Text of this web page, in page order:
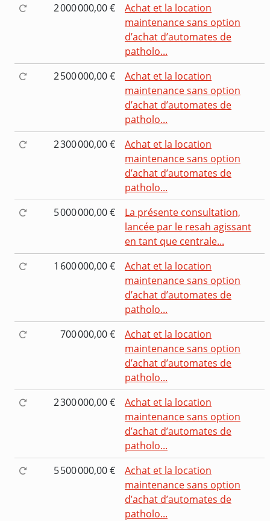
2 000 000,00 €
Achat et la location
maintenance sans option
d’achat d’automates de
patholo...
2 500 000,00 €
Achat et la location
maintenance sans option
d’achat d’automates de
patholo...
2 300 000,00 €
Achat et la location
maintenance sans option
d’achat d’automates de
patholo...
5 000 000,00 €
La présente consultation,
lancée par le resah agissant
en tant que centrale...
1 600 000,00 €
Achat et la location
maintenance sans option
d’achat d’automates de
patholo...
700 000,00 €
Achat et la location
maintenance sans option
d’achat d’automates de
patholo...
2 300 000,00 €
Achat et la location
maintenance sans option
d’achat d’automates de
patholo...
5 500 000,00 €
Achat et la location
maintenance sans option
d’achat d’automates de
patholo...